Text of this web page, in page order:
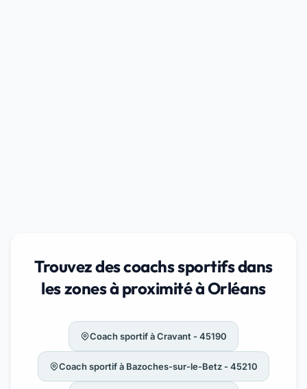
Trouvez des coachs sportifs dans
les zones à proximité à Orléans
Coach sportif à Cravant - 45190
Coach sportif à Bazoches-sur-le-Betz - 45210